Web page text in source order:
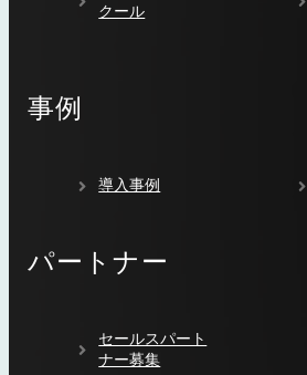
クール
事例
導入事例
パートナー
セールスパート
ナー募集